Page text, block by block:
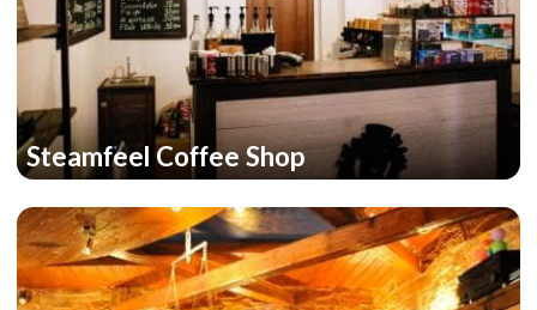
Steamfeel Coffee Shop